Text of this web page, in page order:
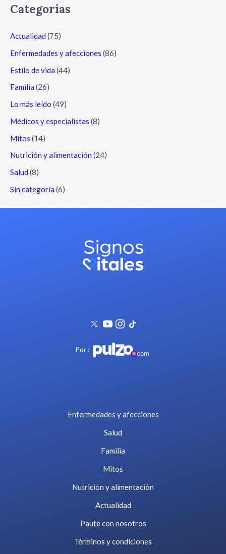
Categorías
Actualidad (75)
Enfermedades y afecciones (86)
Estilo de vida (44)
Familia (26)
Lo más leído (49)
Médicos y especialistas (8)
Mitos (14)
Nutrición y alimentación (24)
Salud (8)
Sin categoría (6)
Por :
Enfermedades y afecciones
Salud
Familia
Mitos
Nutrición y alimentación
Actualidad
Paute con nosotros
Términos y condiciones